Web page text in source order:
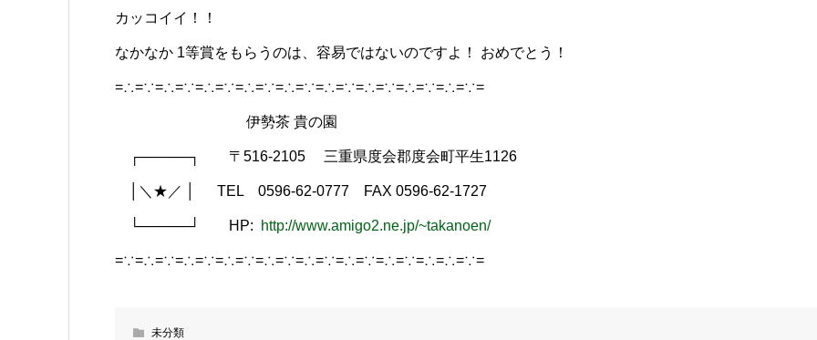
カッコイイ！！
なかなか 1等賞をもらうのは、容易ではないのですよ！ おめでとう！
=∴=∵=∴=∵=∴=∵=∴=∵=∴=∵=∴=∵=∴=∵=∴=∵=∴=∵=
伊勢茶 貴の園
┌─────┐ 〒516-2105 三重県度会郡度会町平生1126
│＼★／ │ TEL 0596-62-0777 FAX 0596-62-1727
└─────┘ HP: http://www.amigo2.ne.jp/~takanoen/
=∵=∴=∵=∴=∵=∴=∵=∴=∵=∴=∵=∴=∵=∴=∵=∴=∴=∵=
未分類